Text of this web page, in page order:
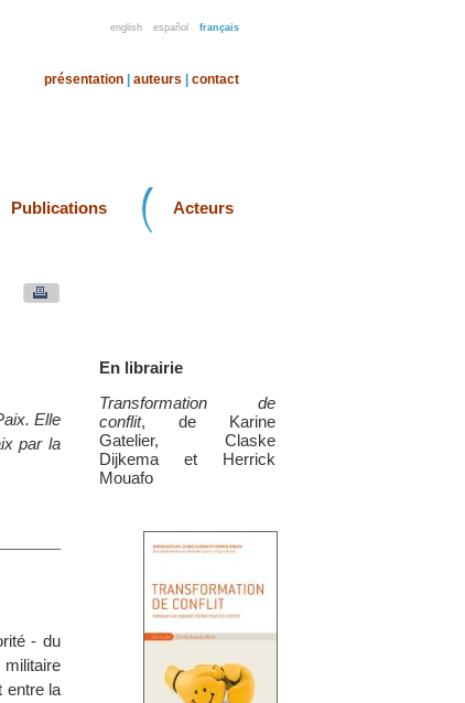
english español français
présentation auteurs contact
Publications Acteurs
En librairie
Transformation de
conflit, de Karine
Gatelier, Claske
Dijkema et Herrick
Mouafo
Elle
par la
- du
entre la